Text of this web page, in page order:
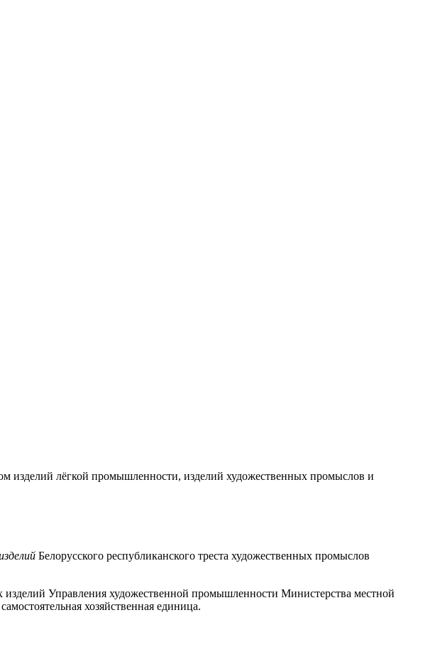
изделий лёгкой промышленности, изделий художественных промыслов и
Белорусского республиканского треста художественных промыслов
изделий Управления художественной промышленности Министерства местной
хозяйственная единица.